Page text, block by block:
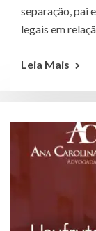
separação, pai
legais em
Leia Mais